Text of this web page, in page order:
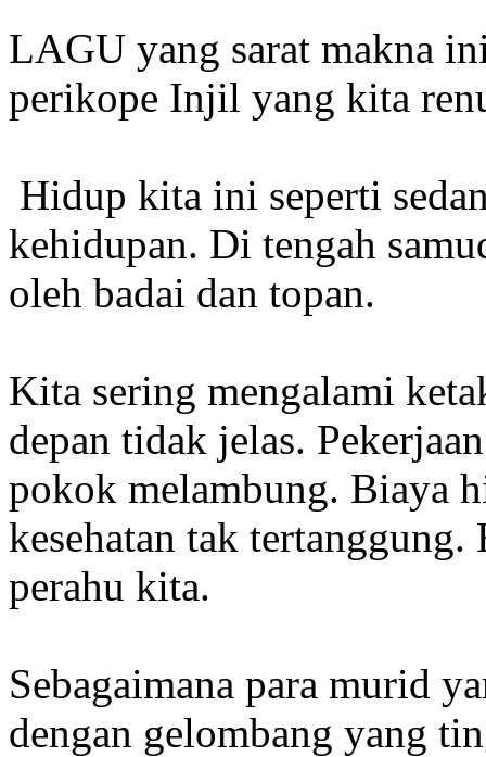
LAGU yang sarat makna
perikope Injil yang kita
Hidup kita ini seperti
kehidupan. Di tengah
oleh badai dan topan.
Kita sering mengalami
depan tidak jelas.
pokok melambung. Biaya
kesehatan tak
perahu kita.
Sebagaimana para murid
dengan gelombang yang